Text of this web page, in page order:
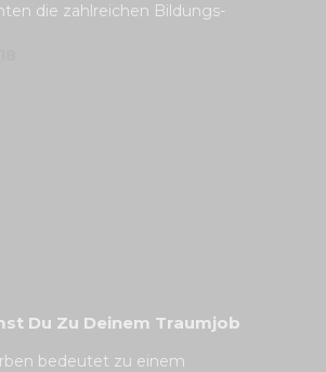
die zahlreichen Bildungs-
Du Zu Deinem Traumjob
bedeutet zu einem